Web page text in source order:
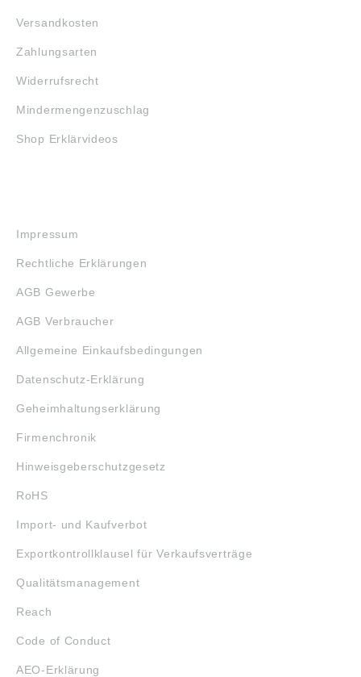
Versandkosten
Zahlungsarten
Widerrufsrecht
Mindermengenzuschlag
Shop Erklärvideos
Impressum
Rechtliche Erklärungen
AGB Gewerbe
AGB Verbraucher
Allgemeine Einkaufsbedingungen
Datenschutz-Erklärung
Geheimhaltungserklärung
Firmenchronik
Hinweisgeberschutzgesetz
RoHS
Import- und Kaufverbot
Exportkontrollklausel für Verkaufsverträge
Qualitätsmanagement
Reach
Code of Conduct
AEO-Erklärung